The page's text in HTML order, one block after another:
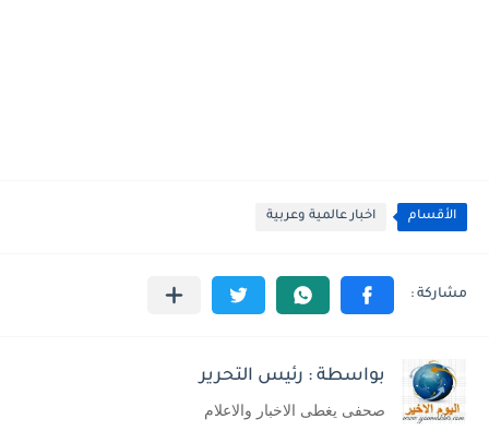
الأقسام اخبار عالمية وعربية
بواسطة : رئيس التحرير
صحفى يغطى الاخبار والاعلام